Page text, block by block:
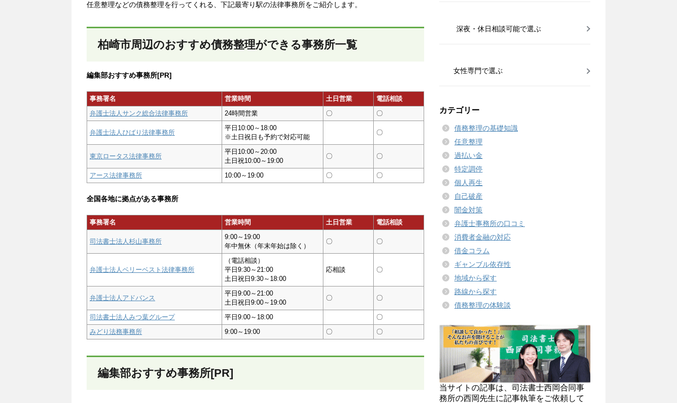
任意整理などの債務整理を行ってくれる、下記最寄り駅の法律事務所をご紹介します。
柏崎市周辺のおすすめ債務整理ができる事務所一覧
編集部おすすめ事務所[PR]
事務署名 営業時間 土日営業
電話相談
弁護士法人サンク総合法律事務所
24時間営業 〇 〇
弁護士法人ひばり法律事務所
平日10:00～18:00
※土日祝日も予約で対応可能
〇
東京ロータス法律事務所
平日10:00～20:00
土日祝10:00～19:00
〇 〇
アース法律事務所 10:00～19:00 〇 〇
全国各地に拠点がある事務所
事務署名 営業時間 土日営業 電話相談
司法書士法人杉山事務所
9:00～19:00
年中無休（年末年始は除く）
〇 〇
弁護士法人ベリーベスト法律事務所
（電話相談）
平日9:30～21:00
土日祝日9:30～18:00
応相談 〇
弁護士法人アドバンス
平日9:00～21:00
土日祝日9:00～19:00
〇 〇
司法書士法人みつ葉グループ 平日9:00～18:00
〇
みどり法務事務所
9:00～19:00 〇 〇
編集部おすすめ事務所[PR]
深夜・休日相談可能で選ぶ
女性専門で選ぶ
カテゴリー
債務整理の基礎知識
任意整理
過払い金
特定調停
個人再生
自己破産
闇金対策
弁護士事務所の口コミ
消費者金融の対応
借金コラム
ギャンブル依存性
地域から探す
路線から探す
債務整理の体験談
当サイトの記事は、司法書士西岡合同事
務所の西岡先生に記事執筆をご依頼して